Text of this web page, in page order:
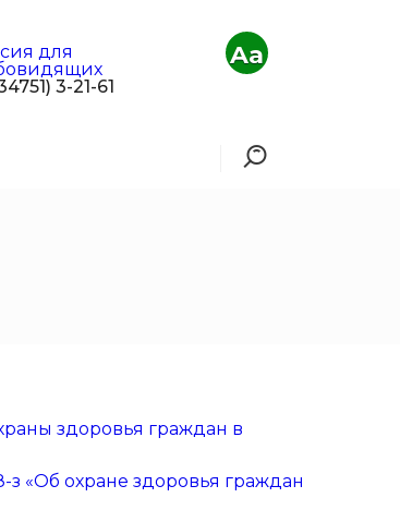
для
3-21-61
Aa
здоровья граждан в
«Об охране здоровья граждан